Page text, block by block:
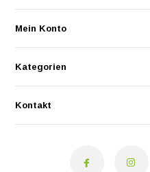
Mein Konto
Kategorien
Kontakt